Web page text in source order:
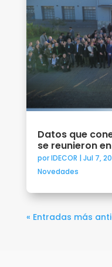
Datos que
se reunieron
porIDECOR | Jul 7,
Novedades
« Entradas más